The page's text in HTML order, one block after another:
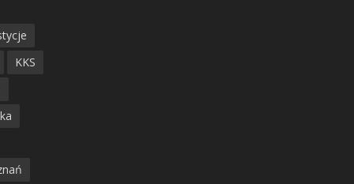
KKS